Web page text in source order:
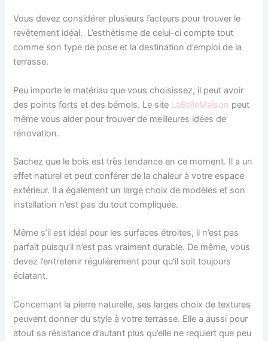
Vous devez considérer plusieurs facteurs pour trouver le
revêtement idéal. L’esthétisme de celui-ci compte tout
comme son type de pose et la destination d’emploi de la
terrasse.
Peu importe le matériau que vous choisissez, il peut avoir
des points forts et des bémols. Le site LaBelleMaison peut
même vous aider pour trouver de meilleures idées de
rénovation.
Sachez que le bois est très tendance en ce moment. Il a un
effet naturel et peut conférer de la chaleur à votre espace
extérieur. Il a également un large choix de modèles et son
installation n’est pas du tout compliquée.
Même s’il est idéal pour les surfaces étroites, il n’est pas
parfait puisqu’il n’est pas vraiment durable. De même, vous
devez l’entretenir régulièrement pour qu’il soit toujours
éclatant.
Concernant la pierre naturelle, ses larges choix de textures
peuvent donner du style à votre terrasse. Elle a aussi pour
atout sa résistance d’autant plus qu’elle ne requiert que peu